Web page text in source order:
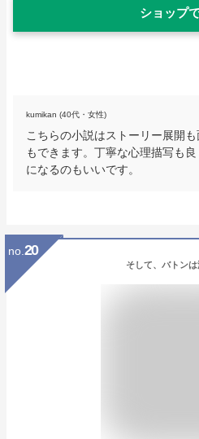
ショップ
kumikan (40代・女性)
こちらの小説はストーリー展開
もできます。丁寧な心理描写も
になるのもいいです。
no. 20
そして、バトン